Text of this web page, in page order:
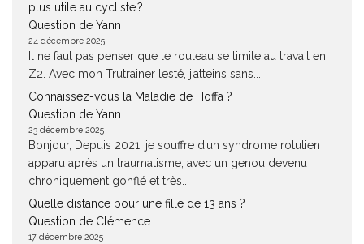
plus utile au cycliste ?
Question de Yann
24 décembre 2025
Il ne faut pas penser que le rouleau se limite au travail en
Z2. Avec mon Trutrainer lesté, j’atteins sans...
Connaissez-vous la Maladie de Hoffa ?
Question de Yann
23 décembre 2025
Bonjour, Depuis 2021, je souffre d’un syndrome rotulien
apparu après un traumatisme, avec un genou devenu
chroniquement gonflé et très...
Quelle distance pour une fille de 13 ans ?
Question de Clémence
17 décembre 2025